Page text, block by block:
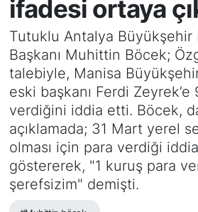
ifadesi ortaya
Tutuklu Antalya Büyükşehir
Başkanı Muhittin Böcek;
talebiyle, Manisa
eski başkanı Ferdi
verdiğini iddia etti. Böcek,
açıklamada; 31 Mart yerel
olması için para verdiği
göstererek, "1 kuruş para
şerefsizim" demişti.
Dünya
Kültür ve Sanat
Eğitim
Bilim ve Teknoloji
Yazı Dizisi
Trafik Durumu
Süper Lig Puan Durumu
Tüm Manşetler
Son Dakika Haberleri
Haber Arşivi